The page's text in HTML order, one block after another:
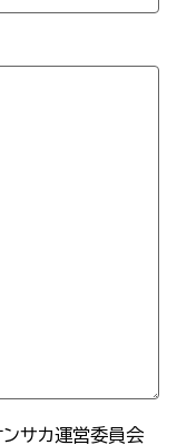
ンサカ運営委員会